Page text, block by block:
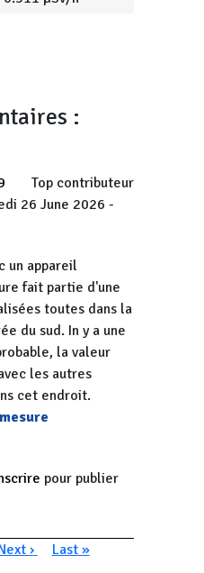
:
Top contributeur
26 June 2026 -
un appareil
fait partie d'une
toutes dans la
du sud. In y a une
la valeur
les autres
cet endroit.
pour publier
suivante
› Dernière page
Last »